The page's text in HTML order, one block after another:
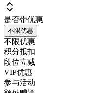
是否带优惠
不限优惠
不限优惠
积分抵扣
段位立减
VIP优惠
参与活动